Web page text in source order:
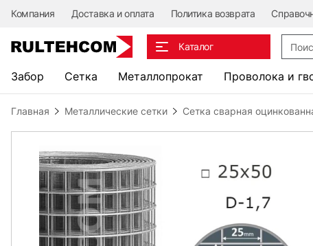
Компания Доставка и оплата Политика возврата
Каталог
Забор Сетка Металлопрокат Проволока и
Главная Металлические сетки Сетка сварная